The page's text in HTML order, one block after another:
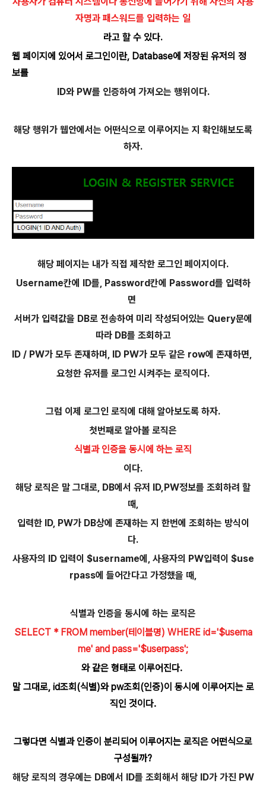
자명과 패스워드를 입력하는 일
라고 할 수 있다.
웹 페이지에 있어서 로그인이란, Database에 저장된 유저의 정
보를
ID와 PW를 인증하여 가져오는 행위이다.
해당 행위가 웹안에서는 어떤식으로 이루어지는 지 확인해보도록
하자.
해당 페이지는 내가 직접 제작한 로그인 페이지이다.
Username칸에 ID를, Password칸에 Password를 입력하
면
서버가 입력값을 DB로 전송하여 미리 작성되어있는 Query문에
따라 DB를 조회하고
ID / PW가 모두 존재하며, ID PW가 모두 같은 row에 존재하면,
요청한 유저를 로그인 시켜주는 로직이다.
그럼 이제 로그인 로직에 대해 알아보도록 하자.
첫번째로 알아볼 로직은
식별과 인증을 동시에 하는 로직
이다.
해당 로직은 말 그대로, DB에서 유저 ID,PW정보를 조회하려 할
때,
입력한 ID, PW가 DB상에 존재하는 지 한번에 조회하는 방식이
다.
사용자의 ID 입력이 $username에, 사용자의 PW입력이 $use
rpass에 들어간다고 가정했을 때,
식별과 인증을 동시에 하는 로직은
SELECT * FROM member(테이블명) WHERE id='$userna
me' and pass='$userpass';
와 같은 형태로 이루어진다.
말 그대로, id조회(식별)와 pw조회(인증)이 동시에 이루어지는 로
직인 것이다.
그렇다면 식별과 인증이 분리되어 이루어지는 로직은 어떤식으로
구성될까?
해당 로직의 경우에는 DB에서 ID를 조회해서 해당 ID가 가진 PW